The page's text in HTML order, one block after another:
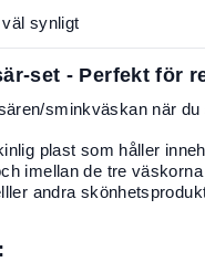
väl synligt
set - Perfekt för
sminkväskan när
plast som håller
imellan de tre
andra